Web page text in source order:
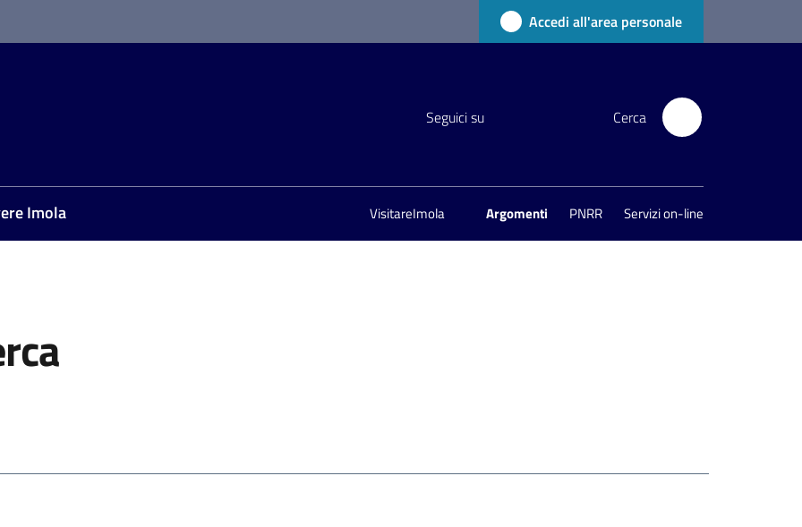
Accedi all'area personale
Seguici su Cerca
Imola VisitareImola Argomenti PNRR Servizi on-line